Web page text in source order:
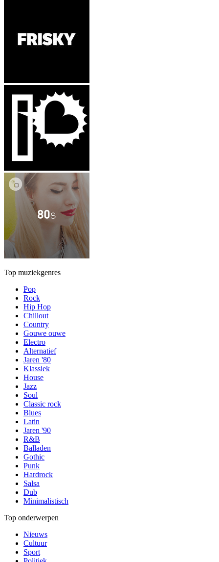
Top muziekgenres
Pop
Rock
Hip Hop
Chillout
Country
Gouwe ouwe
Electro
Alternatief
Jaren '80
Klassiek
House
Jazz
Soul
Classic rock
Blues
Latin
Jaren '90
R&B
Balladen
Gothic
Punk
Hardrock
Salsa
Dub
Minimalistisch
Top onderwerpen
Nieuws
Cultuur
Sport